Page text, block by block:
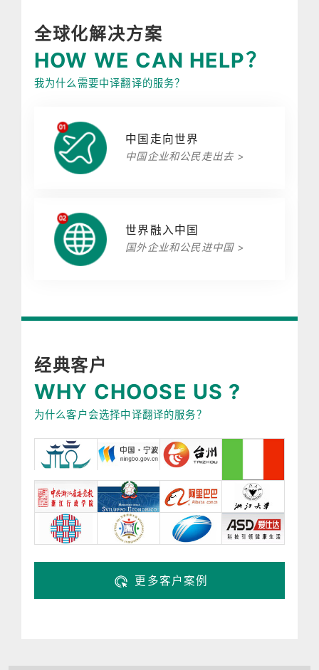
全球化解决方案
HOW WE CAN HELP？
我为什么需要中译翻译的服务？
中国走向世界
中国企业和公民走出去 >
世界融入中国
国外企业和公民进中国 >
经典客户
WHY CHOOSE US ?
为什么客户会选择中译翻译的服务？
更多客户案例